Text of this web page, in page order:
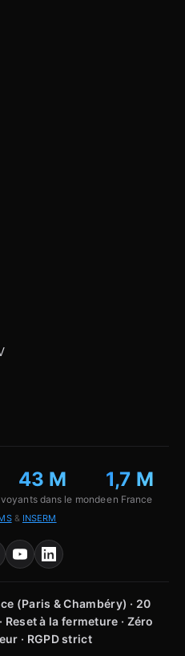
43 M
dans le monde
1,7 M
en France
& INSERM
(Paris & Chambéry) · 20
à la fermeture · Zéro
· RGPD strict